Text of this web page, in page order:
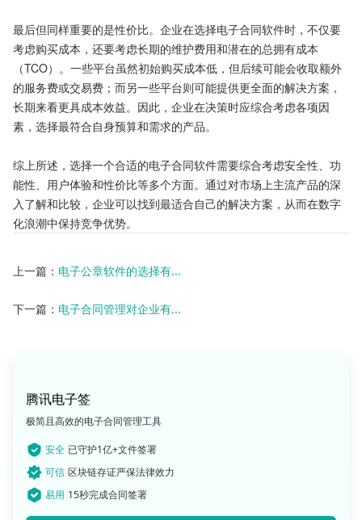
最后但同样重要的是性价比。企业在选择电子合同软件时，不仅要
考虑购买成本，还要考虑长期的维护费用和潜在的总拥有成本
（TCO）。一些平台虽然初始购买成本低，但后续可能会收取额外
的服务费或交易费；而另一些平台则可能提供更全面的解决方案，
长期来看更具成本效益。因此，企业在决策时应综合考虑各项因
素，选择最符合自身预算和需求的产品。
综上所述，选择一个合适的电子合同软件需要综合考虑安全性、功
能性、用户体验和性价比等多个方面。通过对市场上主流产品的深
入了解和比较，企业可以找到最适合自己的解决方案，从而在数字
化浪潮中保持竞争优势。
上一篇： 电子公章软件的选择有...
下一篇： 电子合同管理对企业有...
腾讯电子签
极简且高效的电子合同管理工具
安全 已守护1亿+文件签署
可信 区块链存证严保法律效力
易用 15秒完成合同签署